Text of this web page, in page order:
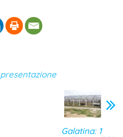
presentazione
Galatina: 1